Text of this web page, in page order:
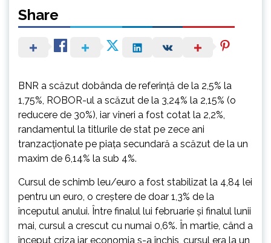
Share
BNR a scăzut dobânda de referinţă de la 2,5% la
1,75%, ROBOR-ul a scăzut de la 3,24% la 2,15% (o
reducere de 30%), iar vineri a fost cotat la 2,2%,
randamentul la titlurile de stat pe zece ani
tranzacţionate pe piaţa secundară a scăzut de la un
maxim de 6,14% la sub 4%.
Cursul de schimb leu/euro a fost stabilizat la 4,84 lei
pentru un euro, o creştere de doar 1,3% de la
începutul anului. Între finalul lui februarie şi finalul lunii
mai, cursul a crescut cu numai 0,6%. În martie, când a
început criza iar economia s-a închis, cursul era la un